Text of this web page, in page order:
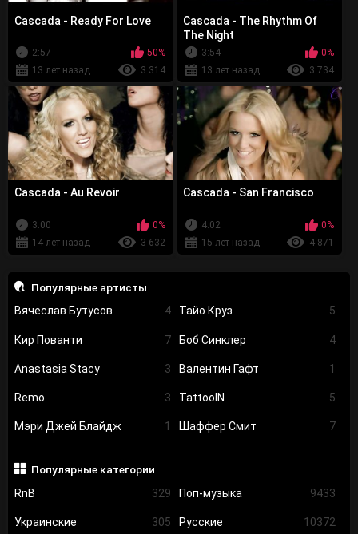
Популярные артисты
Вячеслав Бутусов
4 Тайо Круз 5
Кир Пованти 7 Боб Синклер 4
Anastasia Stacy 3 Валентин Гафт 1
Remo 3 TattooIN 5
Мэри Джей Блайдж 1 Шаффер Смит 7
Популярные категории
RnB
329 Поп-музыка 9433
Украинские 305 Русские 10372
Cascada - Ready For Love
2:57
50%
13 лет назад
3 314
Cascada - The Rhythm Of
The Night
3:54
0%
13 лет назад
3 734
Cascada - Au Revoir
3:00
0%
14 лет назад
3 632
Cascada - San Francisco
4:02
0%
15 лет назад
4 871